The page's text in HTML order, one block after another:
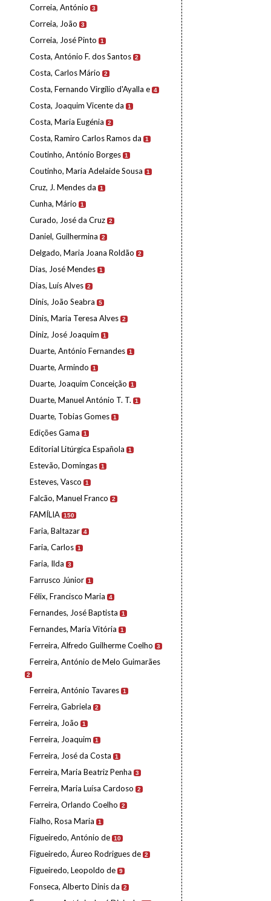
Correia, António 3
Correia, João 3
Correia, José Pinto 1
Costa, António F. dos Santos 2
Costa, Carlos Mário 2
Costa, Fernando Virgílio d'Ayalla e 4
Costa, Joaquim Vicente da 1
Costa, Maria Eugénia 2
Costa, Ramiro Carlos Ramos da 1
Coutinho, António Borges 1
Coutinho, Maria Adelaide Sousa 1
Cruz, J. Mendes da 1
Cunha, Mário 1
Curado, José da Cruz 2
Daniel, Guilhermina 2
Delgado, Maria Joana Roldão 2
Dias, José Mendes 1
Dias, Luís Alves 2
Dinis, João Seabra 5
Dinis, Maria Teresa Alves 2
Diniz, José Joaquim 1
Duarte, António Fernandes 1
Duarte, Armindo 1
Duarte, Joaquim Conceição 1
Duarte, Manuel António T. T. 1
Duarte, Tobias Gomes 1
Edições Gama 1
Editorial Litúrgica Española 1
Estevão, Domingas 1
Esteves, Vasco 1
Falcão, Manuel Franco 2
FAMÍLIA 150
Faria, Baltazar 4
Faria, Carlos 1
Faria, Ilda 3
Farrusco Júnior 1
Félix, Francisco Maria 4
Fernandes, José Baptista 1
Fernandes, Maria Vitória 1
Ferreira, Alfredo Guilherme Coelho 3
Ferreira, António de Melo Guimarães
2
Ferreira, António Tavares 1
Ferreira, Gabriela 2
Ferreira, João 1
Ferreira, Joaquim 1
Ferreira, José da Costa 1
Ferreira, Maria Beatriz Penha 3
Ferreira, Maria Luísa Cardoso 2
Ferreira, Orlando Coelho 2
Fialho, Rosa Maria 1
Figueiredo, António de 10
Figueiredo, Áureo Rodrigues de 2
Figueiredo, Leopoldo de 9
Fonseca, Alberto Dinis da 2